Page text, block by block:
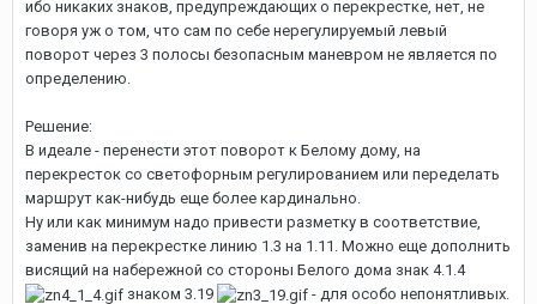
ибо никаких знаков, предупреждающих о перекрестке, нет, не
говоря уж о том, что сам по себе нерегулируемый левый
поворот через 3 полосы безопасным маневром не является по
определению.
Решение:
В идеале - перенести этот поворот к Белому дому, на
перекресток со светофорным регулированием или переделать
маршрут как-нибудь еще более кардинально.
Ну или как минимум надо привести разметку в соответствие,
заменив на перекрестке линию 1.3 на 1.11. Можно еще дополнить
висящий на набережной со стороны Белого дома знак 4.1.4
знаком 3.19
- для особо непонятливых.